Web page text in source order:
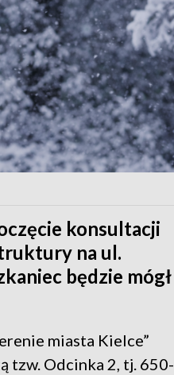
konsultacji
na ul.
będzie mógł
miasta Kielce”
tzw. Odcinka 2, tj. 650-